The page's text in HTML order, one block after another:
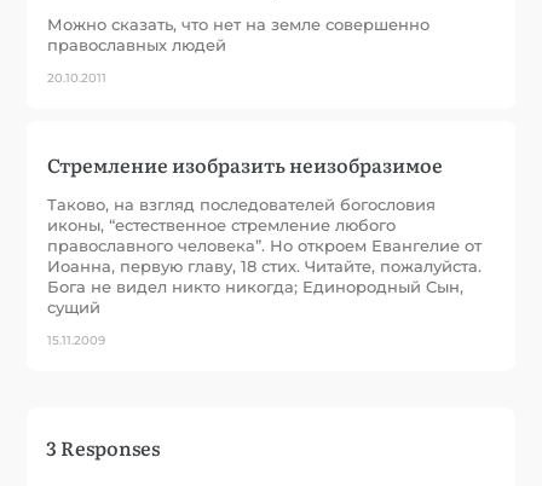
Можно сказать, что нет на земле совершенно
православных людей
20.10.2011
Стремление изобразить неизобразимое
Таково, на взгляд последователей богословия
иконы, “естественное стремление любого
православного человека”. Но откроем Евангелие от
Иоанна, первую главу, 18 стих. Читайте, пожалуйста.
Бога не видел никто никогда; Единородный Сын,
сущий
15.11.2009
3 Responses